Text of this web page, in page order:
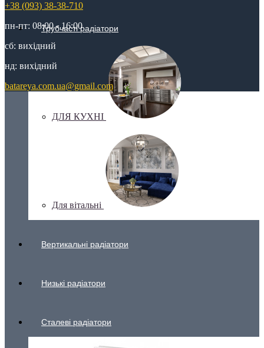
Трубчасті радіатори
ДЛЯ КУХНІ
Для вітальні
Вертикальні радіатори
Низькі радіатори
Сталеві радіатори
+38 (093) 38-38-710
пн-пт: 08:00 - 16:00
сб: вихідний
нд: вихідний
batareya.com.ua@gmail.com